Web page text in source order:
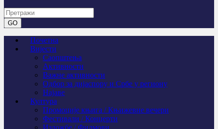
Почетна
Вијести
Саопштења
Активности
Важне активности
Одбор за дијаспору и Србе у региону
Најаве
Култура
Промоције књига / Књижевне вечери
Фестивали / Концерти
Изложбе / Филмови